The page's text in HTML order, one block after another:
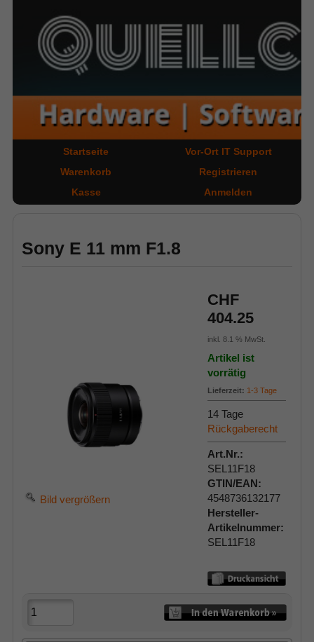
Startseite
Vor-Ort IT Support
Warenkorb
Registrieren
Kasse
Anmelden
Sony E 11 mm F1.8
Bild vergrößern
CHF
404.25
inkl. 8.1 % MwSt.
Artikel ist
vorrätig
Lieferzeit: 1-3 Tage
14 Tage
Rückgaberecht
Art.Nr.:
SEL11F18
GTIN/EAN:
4548736132177
Hersteller-
Artikelnummer:
SEL11F18